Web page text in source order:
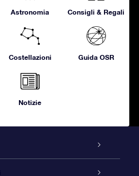
Astronomia Consigli & Regali
Costellazioni Guida OSR
Notizie